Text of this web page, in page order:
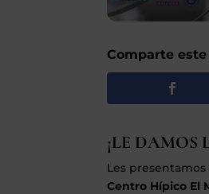
Comparte este
¡LE
Les
Centro Hípico El